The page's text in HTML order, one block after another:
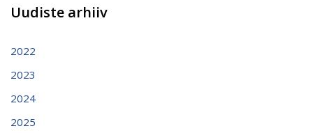
Uudiste arhiiv
2022
2023
2024
2025